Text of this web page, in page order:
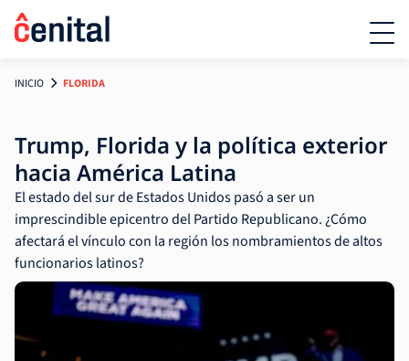
INICIO FLORIDA
Trump, Florida y la política exterior
hacia América Latina
El estado del sur de Estados Unidos pasó a ser un
imprescindible epicentro del Partido Republicano. ¿Cómo
afectará el vínculo con la región los nombramientos de altos
funcionarios latinos?